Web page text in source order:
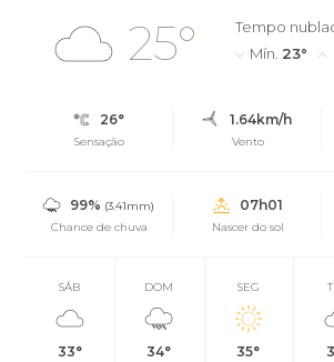
25°
Tempo
Mín. 23°
26°
Sensação
1.64km/h
Vento
99% (3.41mm)
Chance de chuva
07h01
Nascer do sol
SÁB
33°
DOM
34°
SEG
35°